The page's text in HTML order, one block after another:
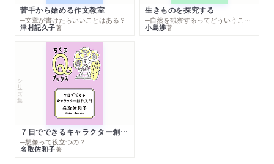
苦手から始める作文教室
─文章が書けたらいいことはある？
津村記久子著
生きものを探究する
─自然を観察するってどういうこと？
小島渉著
シリーズ・全集
７日でできるキャラクター創作入門
─想像って役立つの？
名取佐和子著